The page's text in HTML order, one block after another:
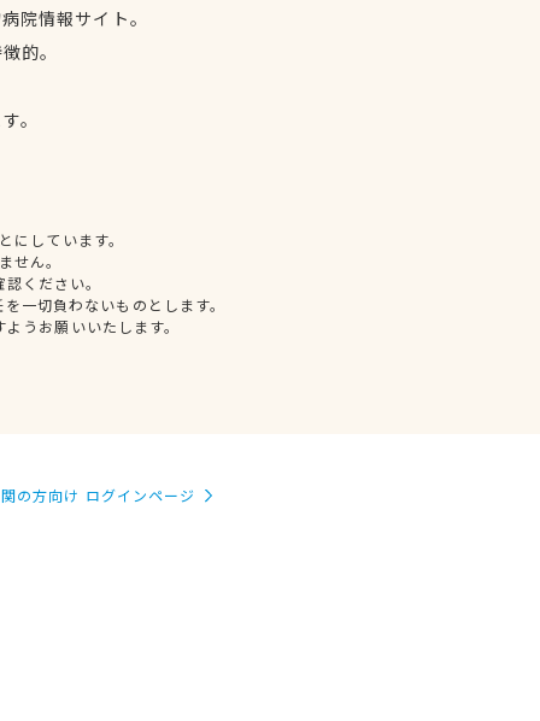
院情報サイト。
的。
。
しています。
せん。
ください。
一切負わないものとします。
うお願いいたします。
の方向け ログインページ